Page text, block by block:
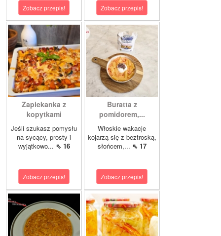
Zobacz przepis! Zobacz przepis!
Zapiekanka z
kopytkami
Jeśli szukasz pomysłu
na sycący, prosty i
wyjątkowo... ⇖ 16
Zobacz przepis!
Buratta z
pomidorem,...
Włoskie wakacje
kojarzą się z beztroską,
słońcem,... ⇖ 17
Zobacz przepis!